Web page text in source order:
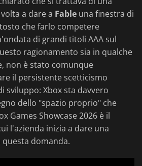
a dare a Fable una finestra di
che farlo competere
di grandi titoli AAA sul
ragionamento sia in qualche
non è stato comunque
il persistente scetticismo
sviluppo: Xbox sta davvero
dello "spazio proprio" che
Games Showcase 2026 è il
l'azienda inizia a dare una
domanda.